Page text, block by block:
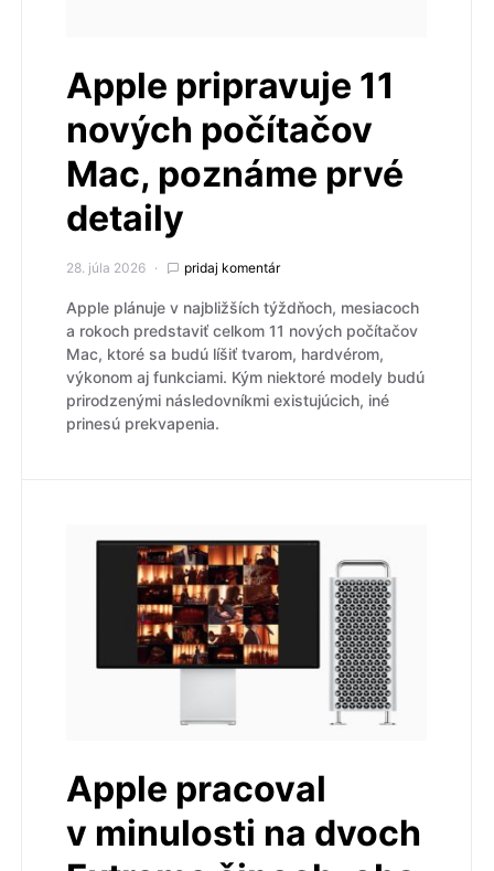
Apple pripravuje 11
nových počítačov
Mac, poznáme prvé
detaily
28. júla 2026 pridaj komentár
Apple plánuje v najbližších týždňoch, mesiacoch
a rokoch predstaviť celkom 11 nových počítačov
Mac, ktoré sa budú líšiť tvarom, hardvérom,
výkonom aj funkciami. Kým niektoré modely budú
prirodzenými následovníkmi existujúcich, iné
prinesú prekvapenia.
Apple pracoval
v minulosti na dvoch